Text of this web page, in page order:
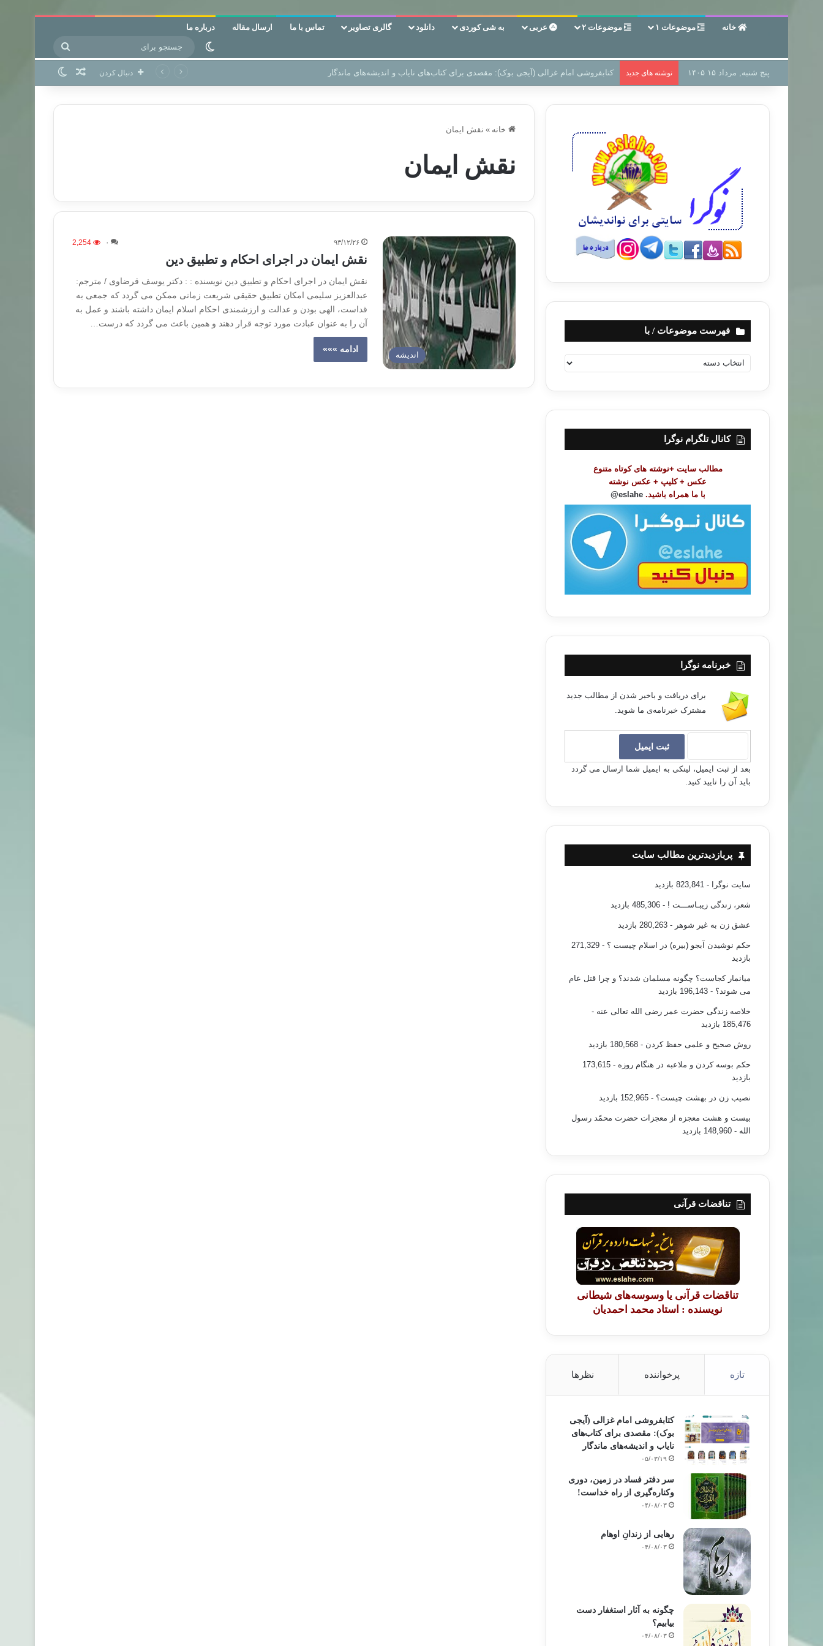
خانه موضوعات ۱ موضوعات ۲ عربی به شی کوردی دانلود گالری تصاویر تماس با ما ارسال مقاله درباره ما
تغییر پوسته
برای پنج شنبه, مرداد ۱۵ ۱۴۰۵ نوشته های جدید سر دفتر فساد در زمین‌، دوری وکناره‌گیری از راه خداست‌! دنبال کردن نوشته تصادفی
خانه » نقش ایمان
نقش ایمان
اندیشه
۹۳/۱۲/۲۶ ۰ 2,254
نقش ایمان در اجرای احکام و تطبیق دین
نقش ایمان در اجرای احکام و تطبیق دین نویسنده : : دکتر یوسف قرضاوی / مترجم:
عبدالعزیز سلیمی امکان تطبیق حقیقی شریعت زمانی ممکن می گردد که جمعی به
قداست، الهی بودن و عدالت و ارزشمندی احکام اسلام ایمان داشته باشند و عمل به
آن را به عنوان عبادت مورد توجه قرار دهند و همین باعث می گردد که درست…
ادامه »»»
فهرست موضوعات / با
ه
ت
ض
کانال تلگرام نوگرا
مطالب سایت +نوشته های کوتاه متنوع
عکس + کلیپ + عکس نوشته
با ما همراه باشید. eslahe@
خبرنامه نوگرا
برای دریافت و باخبر شدن از مطالب جدید
مشترک خبرنامه‌ی ما شوید.
بعد از ثبت ایمیل، لینکی به ایمیل شما ارسال می گردد
باید آن را تایید کنید.
پربازدیدترین مطالب سایت
سایت نوگرا - 823,841 بازدید
شعر، زندگی زیبـاســـت ! - 485,306 بازدید
عشق زن به غیر شوهر - 280,263 بازدید
حکم نوشیدن آبجو (بیره) در اسلام چیست ؟
- 271,329
بازدید
میانمار کجاست؟ چگونه مسلمان شدند؟ و چرا قتل عام
می شوند؟ - 196,143 بازدید
خلاصه زندگی حضرت عمر رضی الله تعالی عنه -
185,476 بازدید
روش صحیح و علمی حفظ کردن - 180,568 بازدید
حکم بوسه کردن و ملاعبه در هنگام روزه
- 173,615
بازدید
نصیب زن در بهشت چیست؟ - 152,965 بازدید
بیست و هشت معجزه از معجزات حضرت محمّد رسول
الله - 148,960 بازدید
تناقضات قرآنی
تناقضات قرآنی یا وسوسه‌های شیطانی
نویسنده : استاد محمد احمدیان
تازه پرخواننده نظرها
کتابفروشی امام غزالی (آیجی
بوک): مقصدی برای کتاب‌های
نایاب و اندیشه‌های ماندگار
۰۵/۰۳/۱۹
سر دفتر فساد در زمین‌، دوری
وکناره‌گیری از راه خداست‌!
۰۴/۰۸/۰۳
رهایی از زندانِ اوهام
۰۴/۰۸/۰۳
چگونه به آثار استغفار دست
بیابیم؟
۰۴/۰۸/۰۳